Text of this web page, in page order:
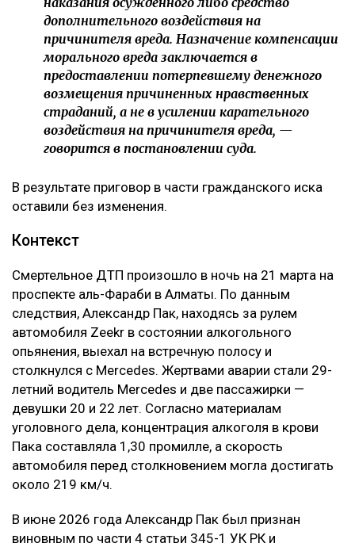
дополнительного воздействия на
причинителя вреда. Назначение компенсации
морального вреда заключается в
предоставлении потерпевшему денежного
возмещения причиненных нравственных
страданий, а не в усилении карательного
воздействия на причинителя вреда, —
говорится в постановлении суда.
В результате приговор в части гражданского иска
оставили без изменения.
Контекст
Смертельное ДТП произошло в ночь на 21 марта на
проспекте аль-Фараби в Алматы. По данным
следствия, Александр Пак, находясь за рулем
автомобиля Zeekr в состоянии алкогольного
опьянения, выехал на встречную полосу и
столкнулся с Mercedes. Жертвами аварии стали 29-
летний водитель Mercedes и две пассажирки —
девушки 20 и 22 лет. Согласно материалам
уголовного дела, концентрация алкоголя в крови
Пака составляла 1,30 промилле, а скорость
автомобиля перед столкновением могла достигать
около 219 км/ч.
В июне 2026 года Александр Пак был признан
виновным по части 4 статьи 345-1 УК РК и